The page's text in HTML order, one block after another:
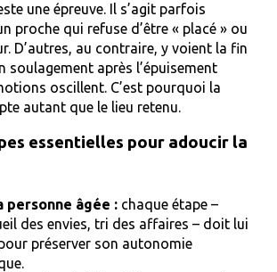
une épreuve. Il s’agit parfois
proche qui refuse d’être « placé » ou
D’autres, au contraire, y voient la fin
soulagement après l’épuisement
oscillent. C’est pourquoi la
autant que le lieu retenu.
essentielles pour adoucir la
personne âgée : chaque étape –
des envies, tri des affaires – doit lui
préserver son autonomie